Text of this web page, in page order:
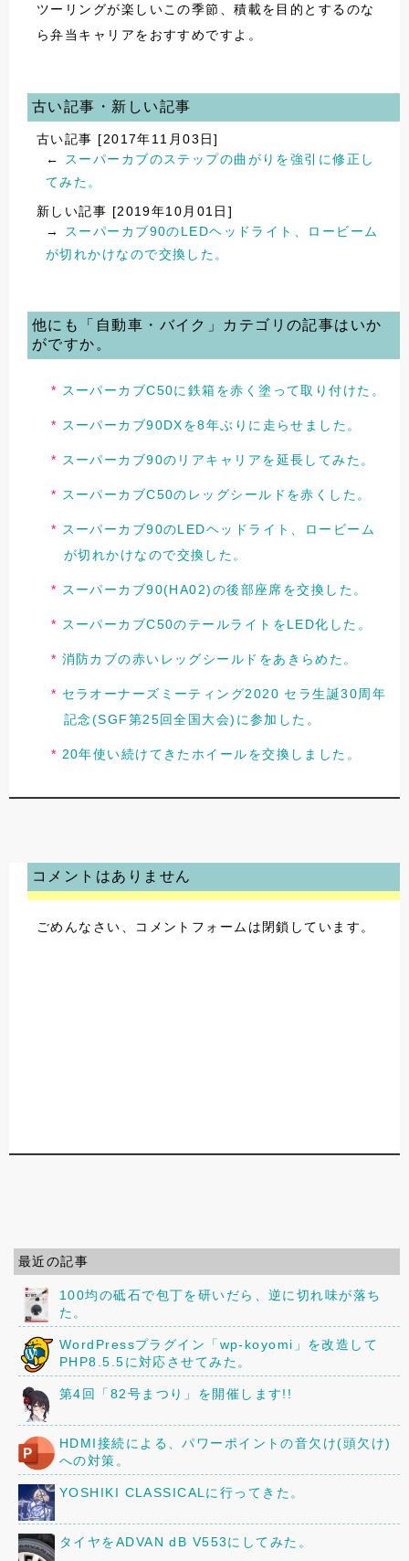
ツーリングが楽しいこの季節、積載を目的とするのな
ら弁当キャリアをおすすめですよ。
古い記事・新しい記事
古い記事 [2017年11月03日]
←
スーパーカブのステップの曲がりを強引に修正し
てみた。
新しい記事 [2019年10月01日]
→
スーパーカブ90のLEDヘッドライト、ロービーム
が切れかけなので交換した。
他にも「自動車・バイク」カテゴリの記事はいか
がですか。
スーパーカブC50に鉄箱を赤く塗って取り付けた。
スーパーカブ90DXを8年ぶりに走らせました。
スーパーカブ90のリアキャリアを延長してみた。
スーパーカブC50のレッグシールドを赤くした。
スーパーカブ90のLEDヘッドライト、ロービーム
が切れかけなので交換した。
スーパーカブ90(HA02)の後部座席を交換した。
スーパーカブC50のテールライトをLED化した。
消防カブの赤いレッグシールドをあきらめた。
セラオーナーズミーティング2020 セラ生誕30周年
記念(SGF第25回全国大会)に参加した。
20年使い続けてきたホイールを交換しました。
コメントはありません
ごめんなさい、コメントフォームは閉鎖しています。
最近の記事
100均の砥石で包丁を研いだら、逆に切れ味が落ち
た。
WordPressプラグイン「wp-koyomi」を改造して
PHP8.5.5に対応させてみた。
第4回「82号まつり」を開催します!!
HDMI接続による、パワーポイントの音欠け(頭欠け)
への対策。
YOSHIKI CLASSICALに行ってきた。
タイヤをADVAN dB V553にしてみた。